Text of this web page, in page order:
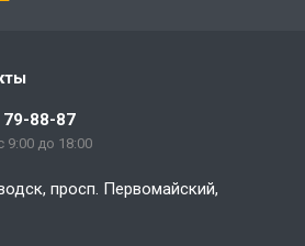
88-87
9:00 до 18:00
просп. Первомайский,